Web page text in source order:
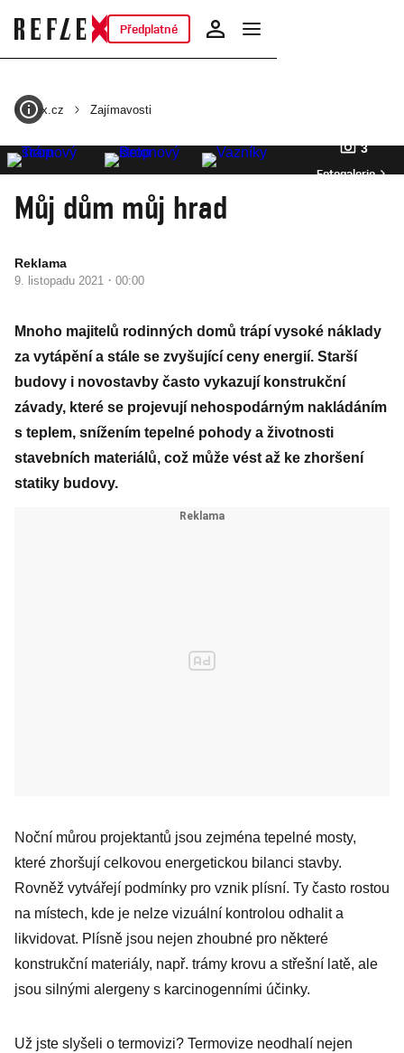
Předplatné
Reflex.cz Zajímavosti
3
Fotogalerie
Můj dům můj hrad
Reklama
9. listopadu 2021 · 00:00
Mnoho majitelů rodinných domů trápí vysoké náklady
za vytápění a stále se zvyšující ceny energií. Starší
budovy i novostavby často vykazují konstrukční
závady, které se projevují nehospodárným nakládáním
s teplem, snížením tepelné pohody a životnosti
stavebních materiálů, což může vést až ke zhoršení
statiky budovy.
Noční můrou projektantů jsou zejména tepelné mosty,
které zhoršují celkovou energetickou bilanci stavby.
Rovněž vytvářejí podmínky pro vznik plísní. Ty často rostou
na místech, kde je nelze vizuální kontrolou odhalit a
likvidovat. Plísně jsou nejen zhoubné pro některé
konstrukční materiály, např. trámy krovu a střešní latě, ale
jsou silnými alergeny s karcinogenními účinky.
Už jste slyšeli o termovizi? Termovize neodhalí nejen